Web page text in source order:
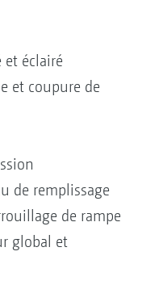
et éclairé
et coupure de
de remplissage
de rampe
global et